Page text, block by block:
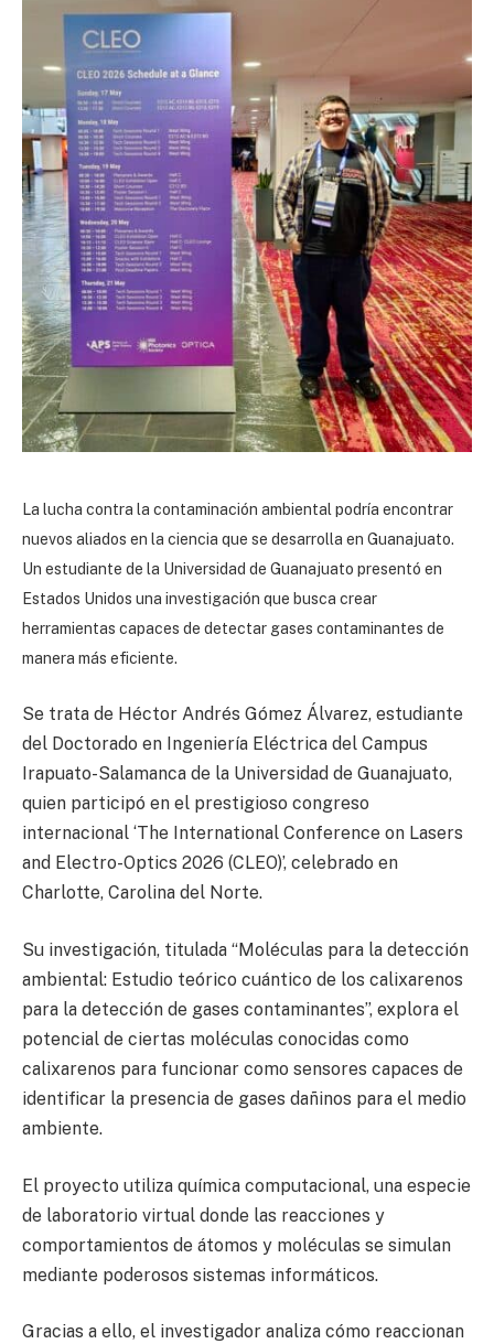
La lucha contra la contaminación ambiental podría encontrar
nuevos aliados en la ciencia que se desarrolla en Guanajuato.
Un estudiante de la Universidad de Guanajuato presentó en
Estados Unidos una investigación que busca crear
herramientas capaces de detectar gases contaminantes de
manera más eficiente.
Se trata de Héctor Andrés Gómez Álvarez, estudiante
del Doctorado en Ingeniería Eléctrica del Campus
Irapuato-Salamanca de la Universidad de Guanajuato,
quien participó en el prestigioso congreso
internacional ‘The International Conference on Lasers
and Electro-Optics 2026 (CLEO)’, celebrado en
Charlotte, Carolina del Norte.
Su investigación, titulada “Moléculas para la detección
ambiental: Estudio teórico cuántico de los calixarenos
para la detección de gases contaminantes”, explora el
potencial de ciertas moléculas conocidas como
calixarenos para funcionar como sensores capaces de
identificar la presencia de gases dañinos para el medio
ambiente.
El proyecto utiliza química computacional, una especie
de laboratorio virtual donde las reacciones y
comportamientos de átomos y moléculas se simulan
mediante poderosos sistemas informáticos.
Gracias a ello, el investigador analiza cómo reaccionan